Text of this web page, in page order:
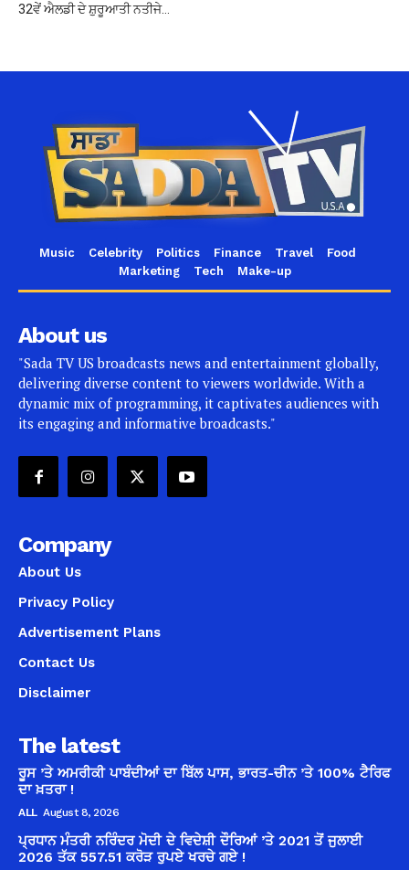
32ਵੇਂ ਐਲਡੀ ਦੇ ਸ਼ੁਰੂਆਤੀ ਨਤੀਜੇ…
Music Celebrity Politics Finance Travel
Food
Marketing
Tech Make-up
About us
"Sada TV US broadcasts news and entertainment globally,
delivering diverse content to viewers worldwide. With a
dynamic mix of programming, it captivates audiences with
its engaging and informative broadcasts."
Company
About Us
Privacy Policy
Advertisement Plans
Contact Us
Disclaimer
The latest
ਰੂਸ ’ਤੇ ਅਮਰੀਕੀ ਪਾਬੰਦੀਆਂ ਦਾ ਬਿੱਲ ਪਾਸ, ਭਾਰਤ-ਚੀਨ ’ਤੇ 100% ਟੈਰਿਫ
ਦਾ ਖ਼ਤਰਾ !
ALL August 8, 2026
ਪ੍ਰਧਾਨ ਮੰਤਰੀ ਨਰਿੰਦਰ ਮੋਦੀ ਦੇ ਵਿਦੇਸ਼ੀ ਦੌਰਿਆਂ ’ਤੇ 2021 ਤੋਂ ਜੁਲਾਈ
2026 ਤੱਕ 557.51 ਕਰੋੜ ਰੁਪਏ ਖਰਚੇ ਗਏ !